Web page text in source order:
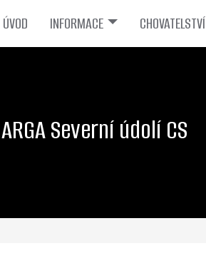
ÚVOD INFORMACE CHOVATELSTVÍ
ARGA Severní údolí CS